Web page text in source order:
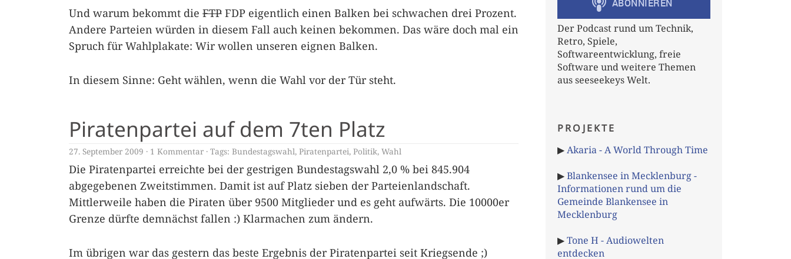
Und warum bekommt die FTP FDP eigentlich einen Balken bei schwachen drei Prozent.
Andere Parteien würden in diesem Fall auch keinen bekommen. Das wäre doch mal ein
Spruch für Wahlplakate: Wir wollen unseren eignen Balken.
In diesem Sinne: Geht wählen, wenn die Wahl vor der Tür steht.
Piratenpartei auf dem 7ten Platz
27. September 2009 1 Kommentar Tags: Bundestagswahl, Piratenpartei, Politik, Wahl
Die Piratenpartei erreichte bei der gestrigen Bundestagswahl 2,0 % bei 845.904
abgegebenen Zweitstimmen. Damit ist auf Platz sieben der Parteienlandschaft.
Mittlerweile haben die Piraten über 9500 Mitglieder und es geht aufwärts. Die 10000er
Grenze dürfte demnächst fallen :) Klarmachen zum ändern.
Im übrigen war das gestern das beste Ergebnis der Piratenpartei seit Kriegsende ;)
Der Podcast rund um Technik,
Retro, Spiele,
Softwareentwicklung, freie
Software und weitere Themen
aus seeseekeys Welt.
PROJEKTE
▶Akaria - A World Through Time
▶Blankensee in Mecklenburg -
Informationen rund um die
Gemeinde Blankensee in
Mecklenburg
▶Tone H - Audiowelten
entdecken